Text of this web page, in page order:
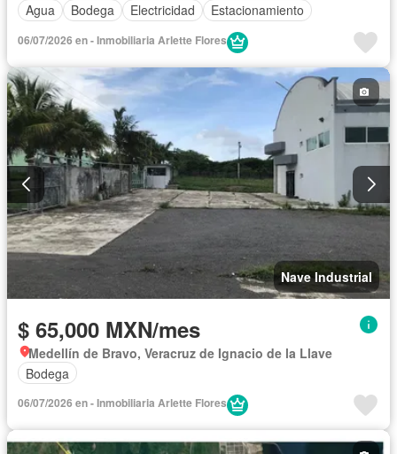
Agua
Bodega Electricidad Estacionamiento
06/07/2026 en - Inmobiliaria Arlette Flores
Nave Industrial
$ 65,000 MXN/mes
Medellín de Bravo, Veracruz de Ignacio de la Llave
Bodega
06/07/2026 en - Inmobiliaria Arlette Flores